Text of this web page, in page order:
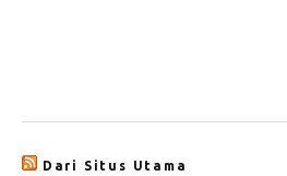
Dari Situs Utama